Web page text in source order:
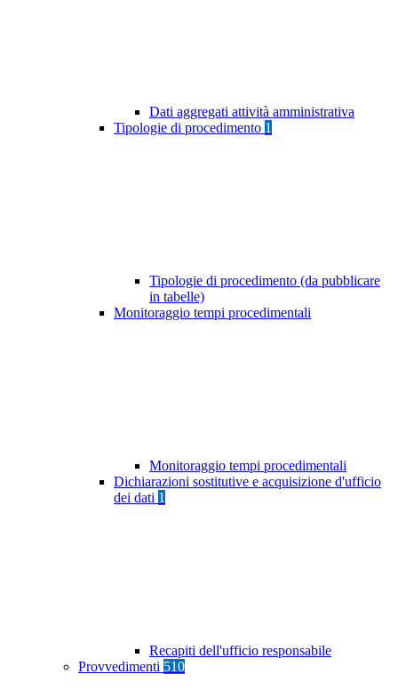
Dati aggregati attività amministrativa
Tipologie di procedimento 1
Tipologie di procedimento (da pubblicare
in tabelle)
Monitoraggio tempi procedimentali
Monitoraggio tempi procedimentali
Dichiarazioni sostitutive e acquisizione d'ufficio
dei dati 1
Recapiti dell'ufficio responsabile
Provvedimenti 510